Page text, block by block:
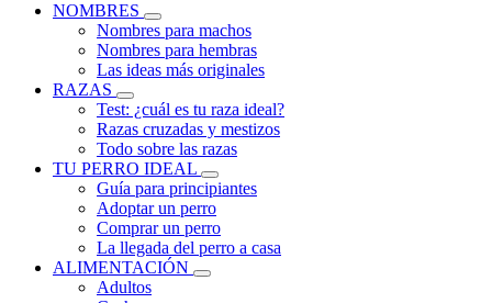
NOMBRES
Nombres para machos
Nombres para hembras
Las ideas más originales
RAZAS
Test: ¿cuál es tu raza ideal?
Razas cruzadas y mestizos
Todo sobre las razas
TU PERRO IDEAL
Guía para principiantes
Adoptar un perro
Comprar un perro
La llegada del perro a casa
ALIMENTACIÓN
Adultos